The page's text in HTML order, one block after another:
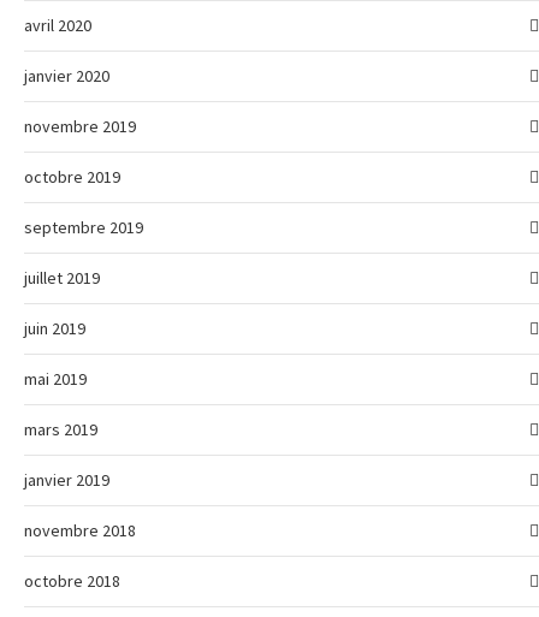
avril 2020
janvier 2020
novembre 2019
octobre 2019
septembre 2019
juillet 2019
juin 2019
mai 2019
mars 2019
janvier 2019
novembre 2018
octobre 2018